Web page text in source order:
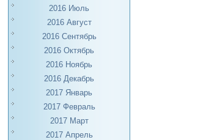
2016 Июль
2016 Август
2016 Сентябрь
2016 Октябрь
2016 Ноябрь
2016 Декабрь
2017 Январь
2017 Февраль
2017 Март
2017 Апрель